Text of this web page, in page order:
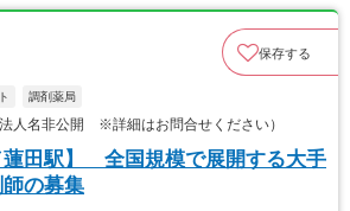
保存する
調剤薬局
人名非公開 ※詳細はお問合せください）
蓮田駅】 全国規模で展開する大手
の募集